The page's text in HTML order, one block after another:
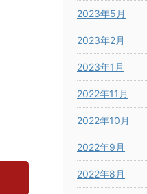
2023年5月
2023年2月
2023年1月
2022年11月
2022年10月
2022年9月
2022年8月